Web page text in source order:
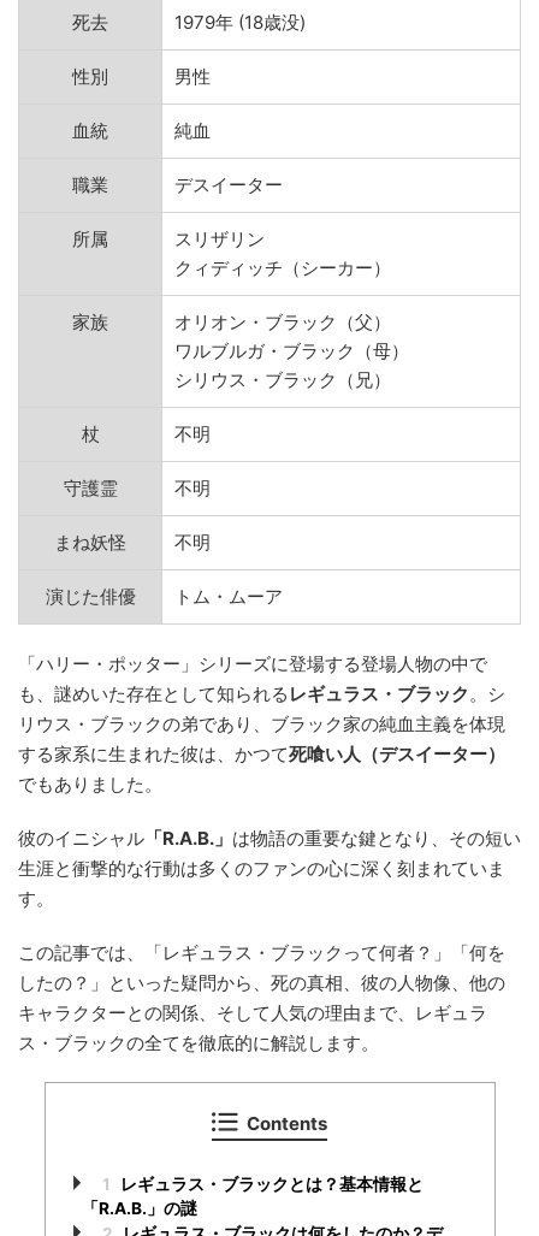
死去 1979年 (18歳没)
性別 男性
血統 純血
職業 デスイーター
所属
スリザリン
クィディッチ（シーカー）
家族
オリオン・ブラック（父）
ワルブルガ・ブラック（母）
シリウス・ブラック（兄）
杖 不明
守護霊 不明
まね妖怪 不明
演じた俳優 トム・ムーア
「ハリー・ポッター」シリーズに登場する登場人物の中で
も、謎めいた存在として知られる レギュラス・ブラック。シ
リウス・ブラックの弟であり、ブラック家の純血主義を体現
する家系に生まれた彼は、かつて死喰い人（デスイーター）
でもありました。
彼のイニシャル 「R.A.B.」 は物語の重要な鍵となり、その短い
生涯と衝撃的な行動は多くのファンの心に深く刻まれていま
す。
この記事では、「レギュラス・ブラックって何者？」「何を
したの？」といった疑問から、死の真相、彼の人物像、他の
キャラクターとの関係、そして人気の理由まで、レギュラ
ス・ブラックの全てを徹底的に解説します。
Contents
1
レギュラス・ブラックとは？基本情報と
「R.A.B.」の謎